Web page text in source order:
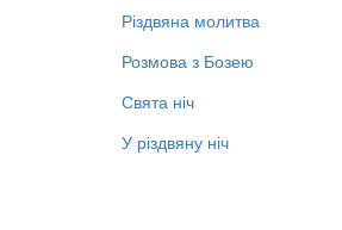
Різдвяна молитва
Розмова з Бозею
Свята ніч
У різдвяну ніч